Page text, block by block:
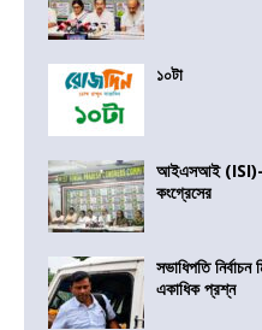
১০টা
আইএসআই (ISI)-
কংগ্রেসের
সভাধিপতি
একাধিক প্রশ্ন